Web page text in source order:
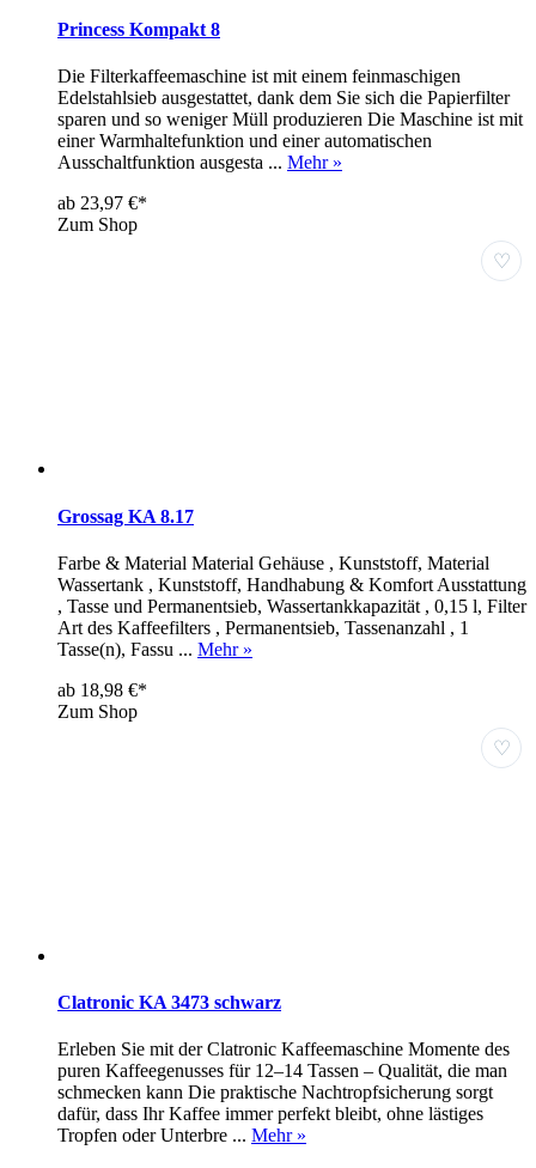
Princess Kompakt 8
Die Filterkaffeemaschine ist mit einem feinmaschigen
Edelstahlsieb ausgestattet, dank dem Sie sich die Papierfilter
sparen und so weniger Müll produzieren Die Maschine ist mit
einer Warmhaltefunktion und einer automatischen
Ausschaltfunktion ausgesta ... Mehr »
ab 23,97 €*
Zum Shop
♡
Grossag KA 8.17
Farbe & Material Material Gehäuse , Kunststoff, Material
Wassertank , Kunststoff, Handhabung & Komfort Ausstattung
, Tasse und Permanentsieb, Wassertankkapazität , 0,15 l, Filter
Art des Kaffeefilters , Permanentsieb, Tassenanzahl , 1
Tasse(n), Fassu ... Mehr »
ab 18,98 €*
Zum Shop
♡
Clatronic KA 3473 schwarz
Erleben Sie mit der Clatronic Kaffeemaschine Momente des
puren Kaffeegenusses für 12–14 Tassen – Qualität, die man
schmecken kann Die praktische Nachtropfsicherung sorgt
dafür, dass Ihr Kaffee immer perfekt bleibt, ohne lästiges
Tropfen oder Unterbre ... Mehr »